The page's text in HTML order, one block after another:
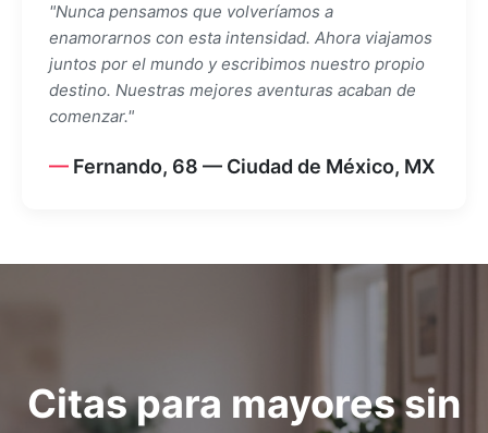
"Nunca pensamos que volveríamos a
enamorarnos con esta intensidad. Ahora viajamos
juntos por el mundo y escribimos nuestro propio
destino. Nuestras mejores aventuras acaban de
comenzar."
Fernando, 68 — Ciudad de México, MX
Citas para mayores sin